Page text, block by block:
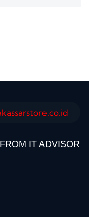
IT ADVISOR